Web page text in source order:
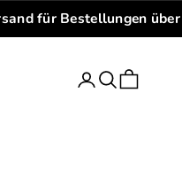
für Bestellungen
Anmelden
SuchenWarenkorb